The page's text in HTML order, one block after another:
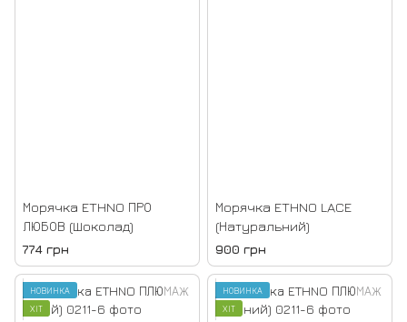
Морячка ETHNO ПРО
ЛЮБОВ (Шоколад)
774 грн
Морячка ETHNO LACE
(Натуральний)
900 грн
НОВИНКА
ХІТ
НОВИНКА
ХІТ